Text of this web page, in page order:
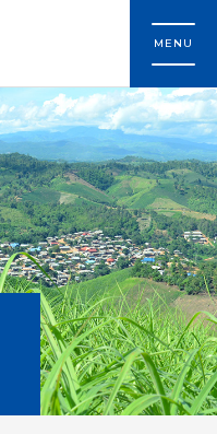
MENU